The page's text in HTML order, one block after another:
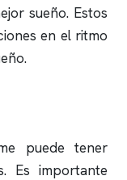
sueño. Estos
en el ritmo
puede tener
Es importante